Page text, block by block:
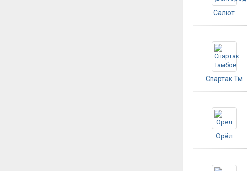
Салют
Спартак Тм
Орёл